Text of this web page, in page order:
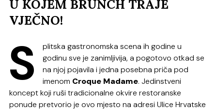
U KOJEM BRUNCH TRAJE
VJEČNO!
S
plitska gastronomska scena ih godine u
godinu sve je zanimljivija, a pogotovo otkad se
na njoj pojavila i jedna posebna priča pod
imenom Croque Madame. Jedinstveni
koncept koji ruši tradicionalne okvire restoranske
ponude pretvorio je ovo mjesto na adresi Ulice Hrvatske